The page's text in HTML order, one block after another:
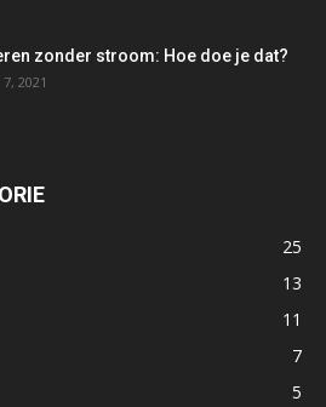
zonder stroom: Hoe doe je dat?
2021
25
13
11
7
5